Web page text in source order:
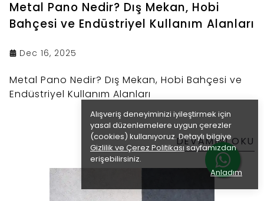
Alışveriş deneyiminizi iyileştirmek için
yasal düzenlemelere uygun çerezler
(cookies) kullanıyoruz. Detaylı bilgiye
Gizlilik ve Çerez Politikasısayfamızdan
erişebilirsiniz.
Anladım
Metal Pano Nedir? Dış Mekan, Hobi
Bahçesi ve Endüstriyel Kullanım Alanları
Dec 16, 2025
Metal Pano Nedir? Dış Mekan, Hobi Bahçesi ve
Endüstriyel Kullanım Alanları
DEVAMINI OKU